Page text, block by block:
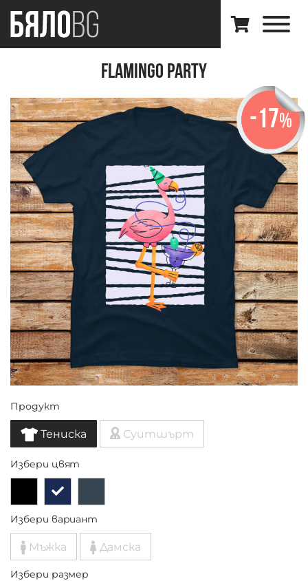
Flamingo Party
-17%
Продукт
Тениска Суитшърт
Избери цвят
Избери вариант
Мъжка Дамска
Избери размер